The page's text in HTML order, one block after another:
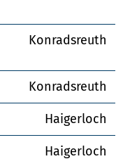
Konradsreuth
Konradsreuth
Haigerloch
Haigerloch